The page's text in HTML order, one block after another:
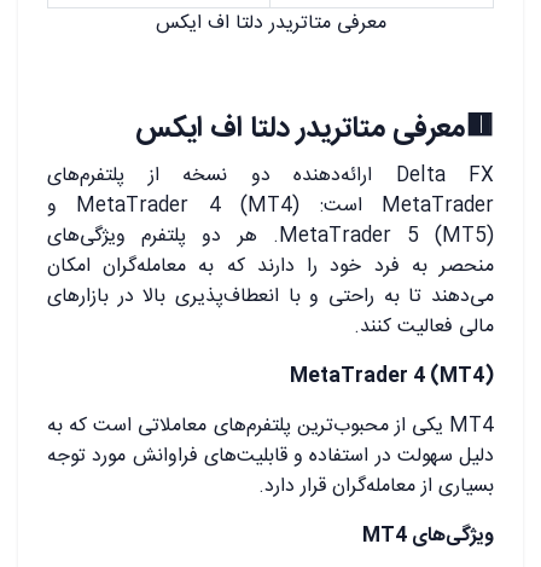
معرفی متاتریدر دلتا اف ایکس
🟥معرفی متاتریدر دلتا اف ایکس
Delta FX ارائه‌دهنده دو نسخه از پلتفرم‌های
MetaTrader است: MetaTrader 4 (MT4) و
MetaTrader 5 (MT5). هر دو پلتفرم ویژگی‌های
منحصر به فرد خود را دارند که به معامله‌گران امکان
می‌دهند تا به راحتی و با انعطاف‌پذیری بالا در بازارهای
مالی فعالیت کنند.
MetaTrader 4 (MT4)
MT4 یکی از محبوب‌ترین پلتفرم‌های معاملاتی است که به
دلیل سهولت در استفاده و قابلیت‌های فراوانش مورد توجه
بسیاری از معامله‌گران قرار دارد.
ویژگی‌های